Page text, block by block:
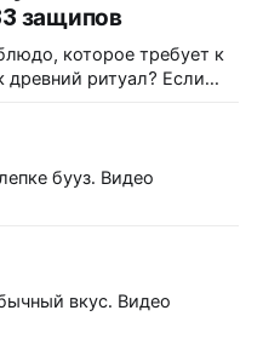
защипов
которое требует к
древний ритуал? Если
или даже хорошими
мы поговорим о
кулинарной мысли. Речь
которое выглядит
Видео
вкус. Видео